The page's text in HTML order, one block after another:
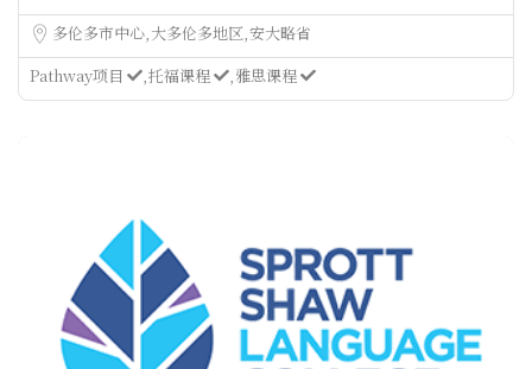
多伦多市中心 大多伦多地区 安大略省
Pathway项目
托福课程 雅思课程